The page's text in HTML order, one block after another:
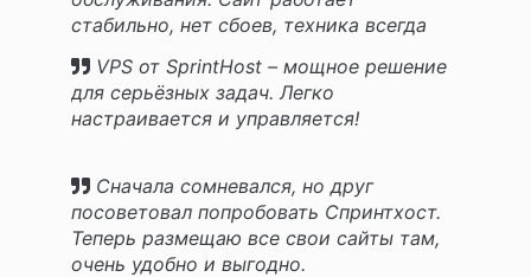
стабильно, нет сбоев, техника всегда
VPS от SprintHost – мощное решение
для серьёзных задач. Легко
настраивается и управляется!
Сначала сомневался, но друг
посоветовал попробовать Спринтхост.
Теперь размещаю все свои сайты там,
очень удобно и выгодно.